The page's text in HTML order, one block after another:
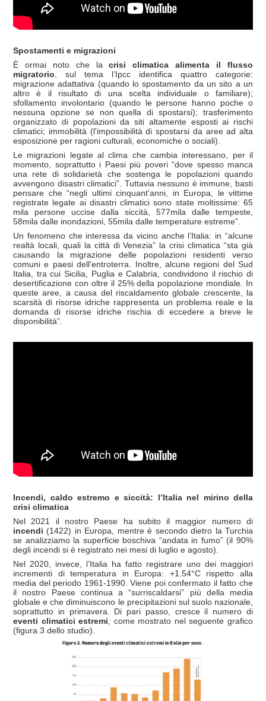
Spostamenti e migrazioni
È ormai noto che lacrisi climatica alimenta il flusso
migratorio , sul tema l’Ipcc identifica quattro categorie:
migrazione adattativa (quando lo spostamento da un sito a un
altro è il risultato di una scelta individuale o familiare);
sfollamento involontario (quando le persone hanno poche o
nessuna opzione se non quella di spostarsi); trasferimento
organizzato di popolazioni da siti altamente esposti ai rischi
climatici; immobilità (l'impossibilità di spostarsi da aree ad alta
esposizione per ragioni culturali, economiche o sociali).
Le migrazioni legate al clima che cambia interessano, per il
momento, soprattutto i Paesi più poveri “dove spesso manca
una rete di solidarietà che sostenga le popolazioni quando
avvengono disastri climatici”. Tuttavia nessuno è immune, basti
pensare che “negli ultimi cinquant'anni, in Europa, le vittime
registrate legate ai disastri climatici sono state moltissime: 65
mila persone uccise dalla siccità, 577mila dalle tempeste,
58mila dalle inondazioni, 55mila dalle temperature estreme”.
Un fenomeno che interessa da vicino anche l’Italia: in “alcune
realtà locali, quali la città di Venezia” la crisi climatica “sta già
causando la migrazione delle popolazioni residenti verso
comuni e paesi dell'entroterra. Inoltre, alcune regioni del Sud
Italia, tra cui Sicilia, Puglia e Calabria, condividono il rischio di
desertificazione con oltre il 25% della popolazione mondiale. In
queste aree, a causa del riscaldamento globale crescente, la
scarsità di risorse idriche rappresenta un problema reale e la
domanda di risorse idriche rischia di eccedere a breve le
disponibilità”.
Incendi, caldo estremo e siccità: l’Italia nel mirino della
crisi climatica
Nel 2021 il nostro Paese ha subito il maggior numero di
incendi (1422) in Europa, mentre è secondo dietro la Turchia
se analizziamo la superficie boschiva “andata in fumo” (il 90%
degli incendi si è registrato nei mesi di luglio e agosto).
Nel 2020, invece, l’Italia ha fatto registrare uno dei maggiori
incrementi di temperatura in Europa: +1.54°C rispetto alla
media del periodo 1961-1990. Viene poi confermato il fatto che
il nostro Paese continua a “surriscaldarsi” più della media
globale e che diminuiscono le precipitazioni sul suolo nazionale,
soprattutto in primavera. Di pari passo, cresce il numero di
eventi climatici estremi , come mostrato nel seguente grafico
(figura 3 dello studio).